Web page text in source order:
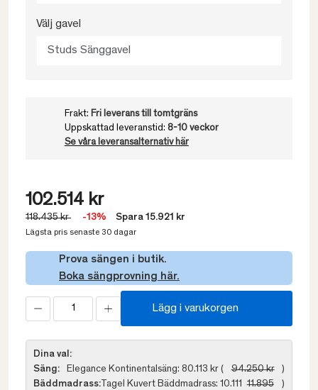
Välj gavel
Studs Sänggavel
Frakt: Fri leverans till tomtgräns
Uppskattad leveranstid: 8-10 veckor
Se våra leveransalternativ här
102.514 kr
118.435 kr -13% Spara 15.921 kr
Lägsta pris senaste 30 dagar
Prova sängen i butik.
Boka sängprovning här.
Lägg i varukorgen
Dina val:
Säng:
Elegance Kontinentalsäng: 80.113 kr ( 94.250 kr
)
Bäddmadrass: Tagel Kuvert Bäddmadrass: 10.111 11.895
)